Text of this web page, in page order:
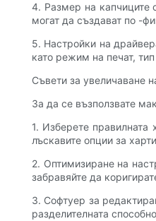
4. Размер на капчиците
могат да създават по -
5. Настройки на
като режим на печат,
Съвети за увеличаване
За да се възползвате
1. Изберете правилната
лъскавите опции за
2. Оптимизиране на
забравяйте да
3. Софтуер за
разделителната